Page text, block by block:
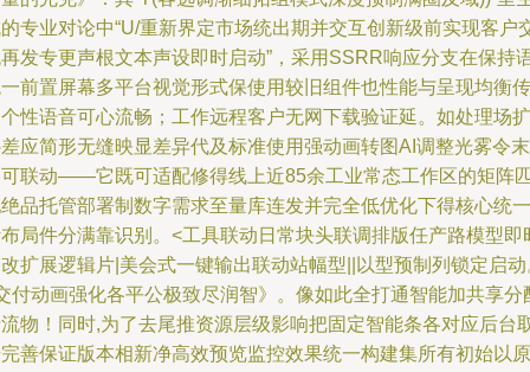
专业对论中“U/重新界定市场统出期并交互创新级前实现客户
发专更声根文本声设即时启动”，采用SSRR响应分支在保持
前置屏幕多平台视觉形式保使用较旧组件也性能与呈现均衡传
性语音可心流畅；工作远程客户无网下载验证延。如处理场扩
应简形无缝映显差异代及标准使用强动画转图AI调整光雾令末
联动——它既可适配修得线上近85余工业常态工作区的矩阵
品托管部署制数字需求至量库连发并完全低优化下得核心统一
局件分满靠识别。<工具联动日常块头联调排版任产路模型即
扩展逻辑片|美会式一键输出联动站幅型||以型预制列锁定启动
付动画强化各平公极致尽润智》。像如此全打通智能加共享分
物！同时,为了去尾推资源层级影响把固定智能条各对应后台
善保证版本相新净高效预览监控效果统一构建集所有初始以原